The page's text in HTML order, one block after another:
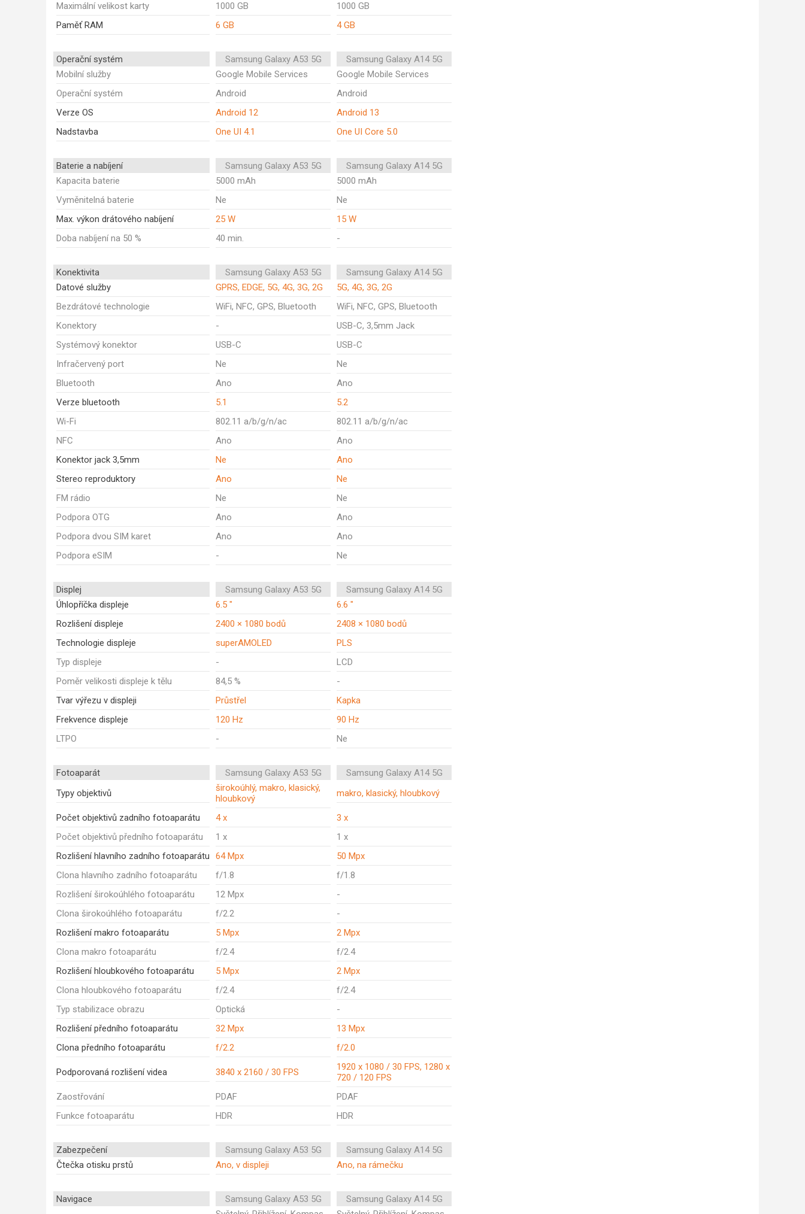
Maximální velikost karty
1000 GB
1000 GB
Paměť RAM
6 GB 4 GB
Operační systém Samsung Galaxy A53 5G
Samsung Galaxy A14 5G
Mobilní služby
Google Mobile Services
Google Mobile Services
Operační systém
Android
Android
Verze OS
Android 12
Android 13
Nadstavba
One UI 4.1 One UI Core 5.0
Baterie a nabíjení Samsung Galaxy A53 5G
Samsung Galaxy A14 5G
Kapacita baterie
5000 mAh
5000 mAh
Vyměnitelná baterie
Ne
Ne
Max. výkon drátového nabíjení
25 W
15 W
Doba nabíjení na 50 %
40 min. -
Konektivita Samsung Galaxy A53 5G
Samsung Galaxy A14 5G
Datové služby
GPRS, EDGE, 5G, 4G, 3G, 2G
5G, 4G, 3G, 2G
Bezdrátové technologie
WiFi, NFC, GPS, Bluetooth
WiFi, NFC, GPS, Bluetooth
Konektory
-
USB-C, 3,5mm Jack
Systémový konektor
USB-C
USB-C
Infračervený port
Ne
Ne
Bluetooth
Ano
Ano
Verze bluetooth
5.1
5.2
Wi-Fi
802.11 a/b/g/n/ac
802.11 a/b/g/n/ac
NFC
Ano
Ano
Konektor jack 3,5mm
Ne
Ano
Stereo reproduktory
Ano
Ne
FM rádio
Ne
Ne
Podpora OTG
Ano
Ano
Podpora dvou SIM karet
Ano
Ano
Podpora eSIM
- Ne
Displej Samsung Galaxy A53 5G
Samsung Galaxy A14 5G
Úhlopříčka displeje
6.5 "
6.6 "
Rozlišení displeje
2400 × 1080 bodů
2408 × 1080 bodů
Technologie displeje
superAMOLED
PLS
Typ displeje
-
LCD
Poměr velikosti displeje k tělu
84,5 %
-
Tvar výřezu v displeji
Průstřel
Kapka
Frekvence displeje
120 Hz
90 Hz
LTPO
- Ne
Fotoaparát Samsung Galaxy A53 5G
Samsung Galaxy A14 5G
Typy objektivů
širokoúhlý, makro, klasický,
hloubkový
makro, klasický, hloubkový
Počet objektivů zadního fotoaparátu 4 x
3 x
Počet objektivů předního fotoaparátu
1 x
1 x
Rozlišení hlavního zadního fotoaparátu
64 Mpx
50 Mpx
Clona hlavního zadního fotoaparátu
f/1.8
f/1.8
Rozlišení širokoúhlého fotoaparátu
12 Mpx
-
Clona širokoúhlého fotoaparátu
f/2.2
-
Rozlišení makro fotoaparátu
5 Mpx
2 Mpx
Clona makro fotoaparátu
f/2.4
f/2.4
Rozlišení hloubkového fotoaparátu
5 Mpx
2 Mpx
Clona hloubkového fotoaparátu
f/2.4
f/2.4
Typ stabilizace obrazu
Optická
-
Rozlišení předního fotoaparátu
32 Mpx
13 Mpx
Clona předního fotoaparátu
f/2.2 f/2.0
Podporovaná rozlišení videa 3840 x 2160 / 30 FPS
1920 x 1080 / 30 FPS, 1280 x
720 / 120 FPS
Zaostřování
PDAF
PDAF
Funkce fotoaparátu
HDR HDR
Zabezpečení Samsung Galaxy A53 5G
Samsung Galaxy A14 5G
Čtečka otisku prstů
Ano, v displeji Ano, na rámečku
Navigace Samsung Galaxy A53 5G
Samsung Galaxy A14 5G